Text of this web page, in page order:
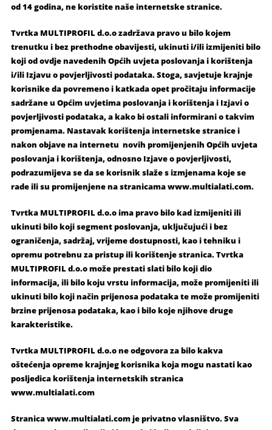
od 14 godina, ne koristite naše internetske stranice.
Tvrtka MULTIPROFIL d.o.o zadržava pravo u bilo kojem
trenutku i bez prethodne obavijesti, ukinuti i/ili izmijeniti bilo
koji od ovdje navedenih Općih uvjeta poslovanja i korištenja
i/ili Izjavu o povjerljivosti podataka. Stoga, savjetuje krajnje
korisnike da povremeno i katkada opet pročitaju informacije
sadržane u Općim uvjetima poslovanja i korištenja i Izjavi o
povjerljivosti podataka, a kako bi ostali informirani o takvim
promjenama. Nastavak korištenja internetske stranice i
nakon objave na internetu novih promijenjenih Općih uvjeta
poslovanja i korištenja, odnosno Izjave o povjerljivosti,
podrazumijeva se da se korisnik slaže s izmjenama koje se
rade ili su promijenjene na stranicama www.multialati.com.
Tvrtka MULTIPROFIL d.o.o ima pravo bilo kad izmijeniti ili
ukinuti bilo koji segment poslovanja, uključujući i bez
ograničenja, sadržaj, vrijeme dostupnosti, kao i tehniku i
opremu potrebnu za pristup ili korištenje stranica. Tvrtka
MULTIPROFIL d.o.o može prestati slati bilo koji dio
informacija, ili bilo koju vrstu informacija, može promijeniti ili
ukinuti bilo koji način prijenosa podataka te može promijeniti
brzine prijenosa podataka, kao i bilo koje njihove druge
karakteristike.
Tvrtka MULTIPROFIL d.o.o ne odgovora za bilo kakva
oštećenja opreme krajnjeg korisnika koja mogu nastati kao
posljedica korištenja internetskih stranica
www.multialati.com
Stranica www.multialati.com je privatno vlasništvo. Sva